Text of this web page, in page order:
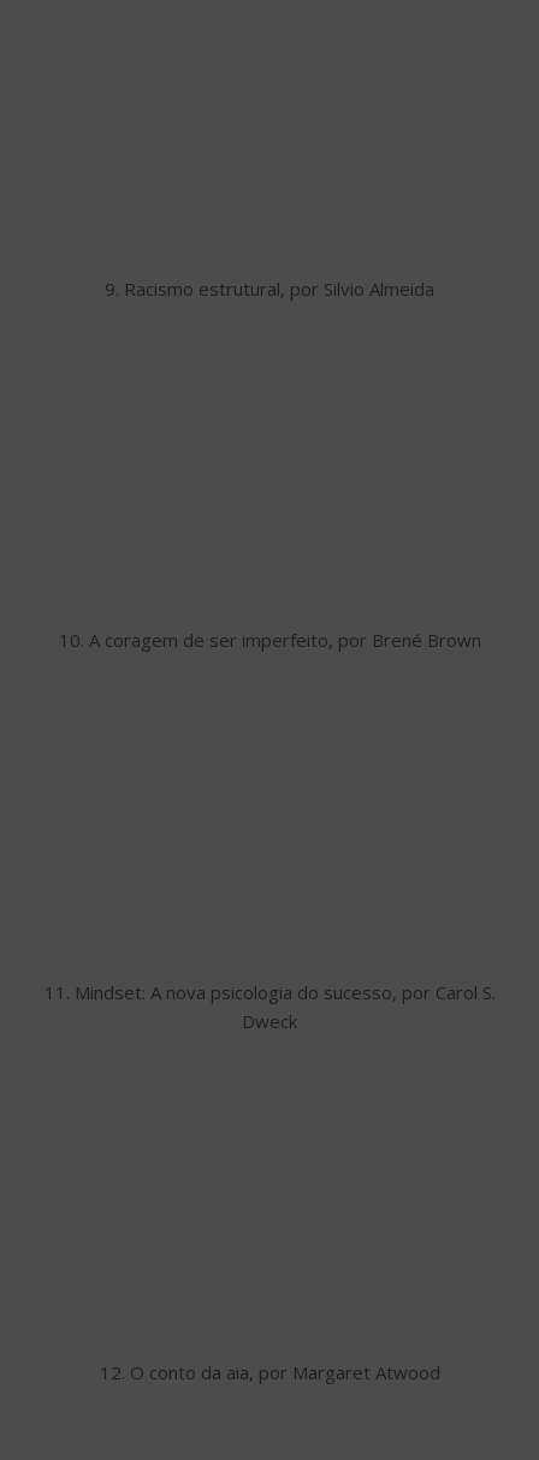
9. Racismo estrutural, por Silvio Almeida
10. A coragem de ser imperfeito, por Brené Brown
11. Mindset: A nova psicologia do sucesso, por Carol S.
Dweck
12. O conto da aia, por Margaret Atwood